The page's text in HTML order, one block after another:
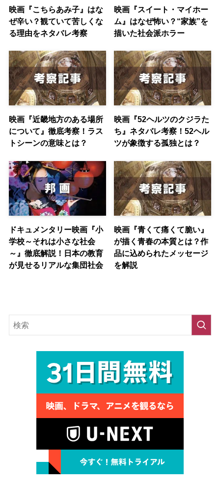
映画『こちらあみ子』はな
ぜ辛い？観ていて苦しくな
る理由をネタバレ考察
映画『スイート・マイホー
ム』はなぜ怖い？“家族”を
描いた社会派ホラー
映画『近畿地方のある場所
について』徹底考察！ラス
トシーンの意味とは？
映画『52ヘルツのクジラた
ち』ネタバレ考察！52ヘル
ツが象徴する孤独とは？
ドキュメンタリー映画『小
学校～それは小さな社会
～』徹底解説！日本の教育
が見せるリアルな集団社会
映画『青くて痛くて脆い』
が描く青春の本質とは？作
品に込められたメッセージ
を解説